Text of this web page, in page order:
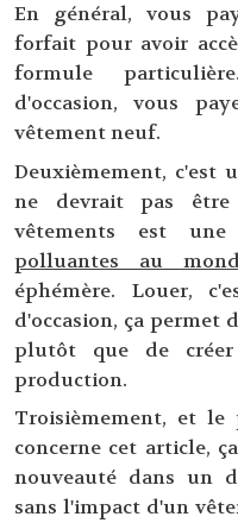
En général, vous
forfait pour avoir
formule
d'occasion, vous
vêtement neuf.
Deuxièmement, c'est
ne devrait pas
vêtements est une
polluantes au
éphémère. Louer,
d'occasion, ça permet
plutôt que de
production.
Troisièmement, et
concerne cet article,
nouveauté dans un
sans l'impact d'un